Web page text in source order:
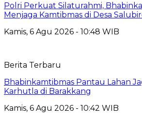
Polri Perkuat Silaturahmi,
Menjaga Kamtibmas di Desa
Kamis, 6 Agu 2026 - 10:48 WIB
Berita Terbaru
Bhabinkamtibmas Pantau Lahan
Karhutla di Barakkang
Kamis, 6 Agu 2026 - 10:42 WIB